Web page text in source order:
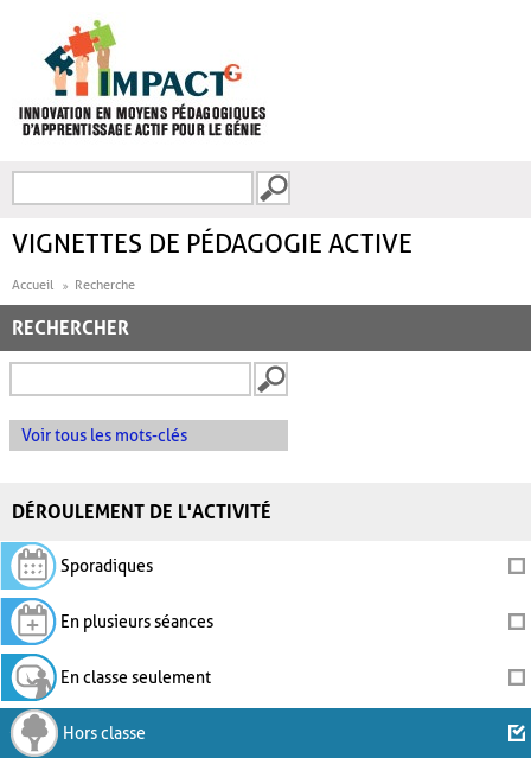
FORMULAIRE DE
VIGNETTES DE PÉDAGOGIE ACTIVE
Accueil Recherche
RECHERCHER
Voir tous les mots-clés
DÉROULEMENT DE L'ACTIVITÉ
Sporadiques
En plusieurs séances
En classe seulement
Hors classe